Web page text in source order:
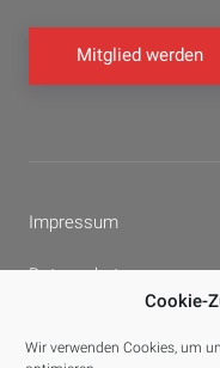
Cookie-
Wir verwenden Cookies, um
Mitglied werden
Impressum
Datenschutz